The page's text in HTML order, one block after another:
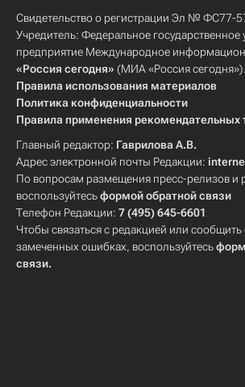
Свидетельство о регистрации Эл № ФС77-
Учредитель: Федеральное государственное
предприятие Международное
«Россия сегодня» (МИА «Россия сегодня»).
Правила использования материалов
Политика конфиденциальности
Правила применения рекомендательных
Главный редактор: Гаврилова А.В.
Адрес электронной почты Редакции:
По вопросам размещения пресс-релизов и
воспользуйтесьформой обратной связи
Телефон Редакции: 7 (495) 645-6601
Чтобы связаться с редакцией или сообщить
замеченных ошибках, воспользуйтесь
связи.